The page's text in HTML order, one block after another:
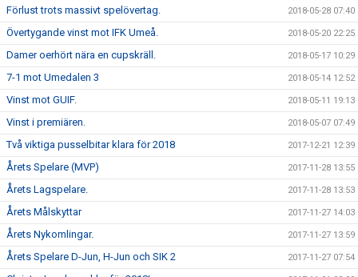
Förlust trots massivt spelövertag. 2018-05-28 07:40
Övertygande vinst mot IFK Umeå. 2018-05-20 22:25
Damer oerhört nära en cupskräll. 2018-05-17 10:29
7-1 mot Umedalen 3 2018-05-14 12:52
Vinst mot GUIF. 2018-05-11 19:13
Vinst i premiären. 2018-05-07 07:49
Två viktiga pusselbitar klara för 2018 2017-12-21 12:39
Årets Spelare (MVP) 2017-11-28 13:55
Årets Lagspelare. 2017-11-28 13:53
Årets Målskyttar 2017-11-27 14:03
Årets Nykomlingar. 2017-11-27 13:59
Årets Spelare D-Jun, H-Jun och SIK 2 2017-11-27 07:54